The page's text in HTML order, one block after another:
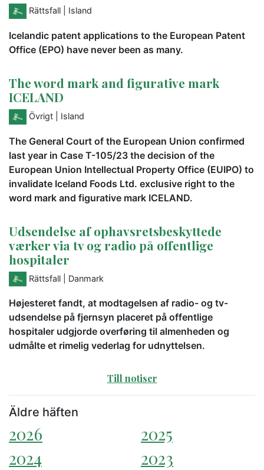
Rättsfall | Island
Icelandic patent applications to the European Patent
Office (EPO) have never been as many.
The word mark and figurative mark
ICELAND
Övrigt | Island
The General Court of the European Union confirmed
last year in Case T-105/23 the decision of the
European Union Intellectual Property Office (EUIPO) to
invalidate Iceland Foods Ltd. exclusive right to the
word mark and figurative mark ICELAND.
Udsendelse af ophavsretsbeskyttede
værker via tv og radio på offentlige
hospitaler
Rättsfall | Danmark
Højesteret fandt, at modtagelsen af radio- og tv-
udsendelse på fjernsyn placeret på offentlige
hospitaler udgjorde overføring til almenheden og
udmålte et rimelig vederlag for udnyttelsen.
Till notiser
Äldre häften
2026
2025
2024
2023